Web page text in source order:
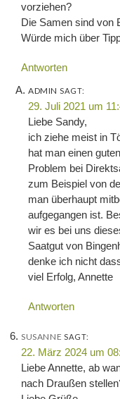
vorziehen?
Die Samen sind von
Würde mich über
Antworten
ADMIN SAGT:
29. Juli 2021 um
Liebe Sandy,
ich ziehe meist in
hat man einen
Problem bei
zum Beispiel von
man überhaupt
aufgegangen ist.
wir es bei uns
Saatgut von
denke ich nicht
viel Erfolg, Annette
Antworten
SUSANNE SAGT:
22. März 2024 um
Liebe Annette, ab
nach Draußen